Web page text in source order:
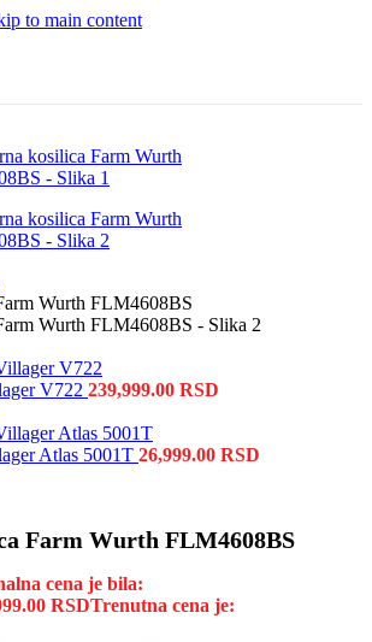
to main content
V722 239,999.00 RSD
Atlas 5001T 26,999.00 RSD
Farm Wurth FLM4608BS
cena je bila:
RSDTrenutna cena je: